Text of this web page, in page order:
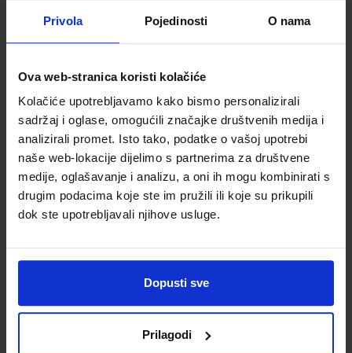
Privola Pojedinosti O nama
Ova web-stranica koristi kolačiće
Kolačiće upotrebljavamo kako bismo personalizirali
sadržaj i oglase, omogućili značajke društvenih medija i
analizirali promet. Isto tako, podatke o vašoj upotrebi
naše web-lokacije dijelimo s partnerima za društvene
medije, oglašavanje i analizu, a oni ih mogu kombinirati s
drugim podacima koje ste im pružili ili koje su prikupili
dok ste upotrebljavali njihove usluge.
Dopusti sve
Prilagodi
Omot PVC za školske
431x287; tip 177
0,85 €